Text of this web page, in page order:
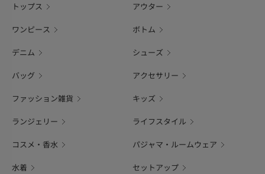
トップス アウター
ワンピース ボトム
デニム シューズ
バッグ アクセサリー
ファッション雑貨 キッズ
ランジェリー ライフスタイル
コスメ・香水 パジャマ・ルームウェア
水着 セットアップ